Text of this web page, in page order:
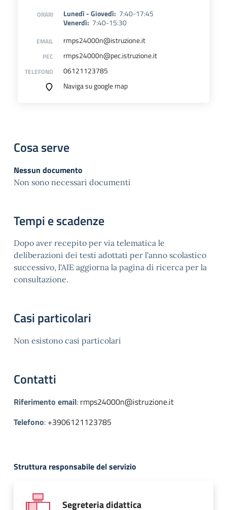
ORARI Lunedì - Giovedì: 7:40-17:45
Venerdì: 7:40-15:30
EMAIL rmps24000n@istruzione.it
PEC rmps24000n@pec.istruzione.it
TELEFONO
06121123785
Naviga su google map
Cosa serve
Nessun documento
Non sono necessari documenti
Tempi e scadenze
Dopo aver recepito per via telematica le
deliberazioni dei testi adottati per l'anno scolastico
successivo, l'AIE aggiorna la pagina di ricerca per la
consultazione.
Casi particolari
Non esistono casi particolari
Contatti
Riferimento email: rmps24000n@istruzione.it
Telefono: +3906121123785
Struttura responsabile del servizio
Segreteria didattica